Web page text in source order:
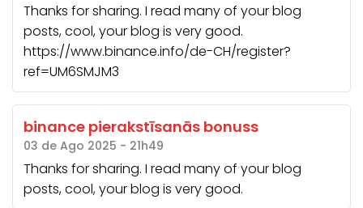
Thanks for sharing. I read many of your blog
posts, cool, your blog is very good.
https://www.binance.info/de-CH/register?
ref=UM6SMJM3
binance pierakstīsanās bonuss
03 de Ago 2025 - 21h49
Thanks for sharing. I read many of your blog
posts, cool, your blog is very good.